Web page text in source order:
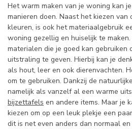
Het warm maken van je woning kan
manieren doen. Naast het kiezen van
kleuren, is ook het materiaalgebruik
woning gezellig en huiselijk te
materialen die je goed kan gebruiken
uitstraling te geven. Hierbij kan je
als hout, leer en ook dierenvachten.
om te gebruiken. Dankzij de
namelijk als vanzelf al een warme
bijzettafels en andere items. Maar je
kiezen om op een leuk plekje een
dit is net even anders dan normaal